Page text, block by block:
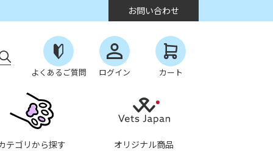
お問い合わせ
よくあるご質問 ログイン カート
テゴリから探す オリジナル商品